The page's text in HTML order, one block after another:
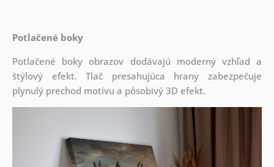
Potlačené boky
Potlačené boky obrazov dodávajú moderný vzhľad a
štýlový efekt. Tlač presahujúca hrany zabezpečuje
plynulý prechod motívu a pôsobivý 3D efekt.